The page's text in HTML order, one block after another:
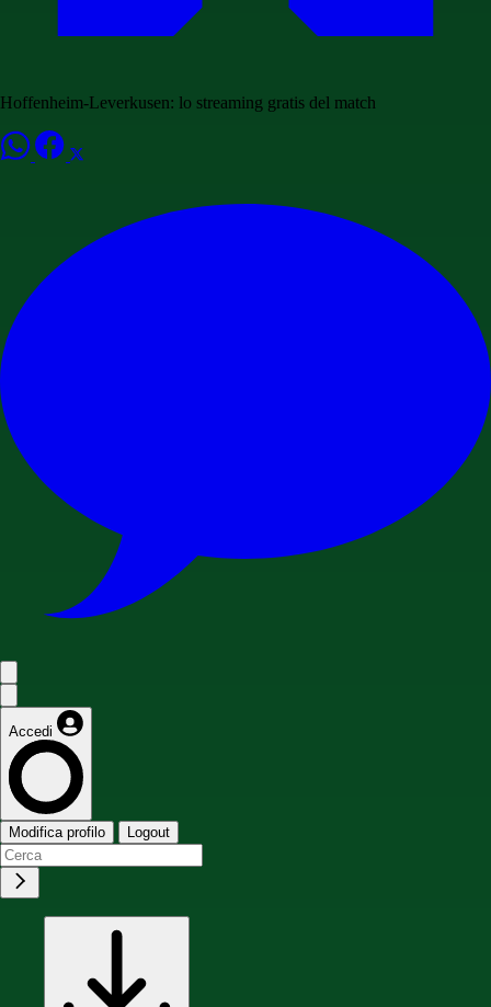
Hoffenheim-Leverkusen: lo streaming gratis del match
Accedi
Modifica profilo Logout